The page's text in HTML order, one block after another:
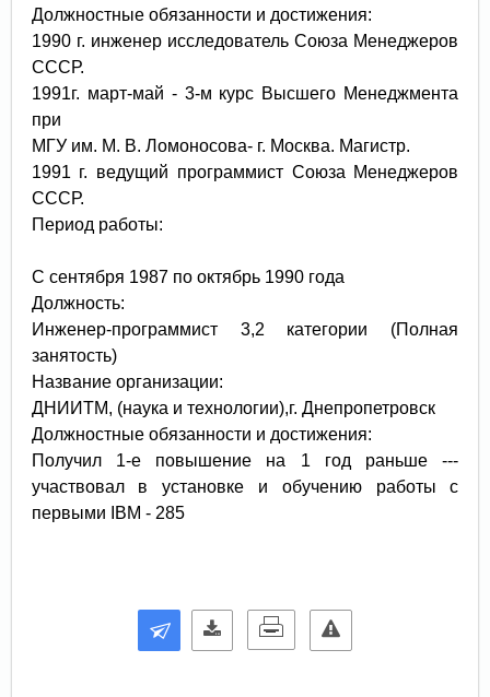
Должностные обязанности и достижения:
1990 г. инженер исследователь Союза Менеджеров
СССР.
1991г. март-май - 3-м курс Высшего Менеджмента
при
МГУ им. М. В. Ломоносова- г. Москва. Магистр.
1991 г. ведущий программист Союза Менеджеров
СССР.
Период работы:
С сентября 1987 по октябрь 1990 года
Должность:
Инженер-программист 3,2 категории (Полная
занятость)
Название организации:
ДНИИТМ, (наука и технологии),г. Днепропетровск
Должностные обязанности и достижения:
Получил 1-е повышение на 1 год раньше ---
участвовал в установке и обучению работы с
первыми IBM - 285